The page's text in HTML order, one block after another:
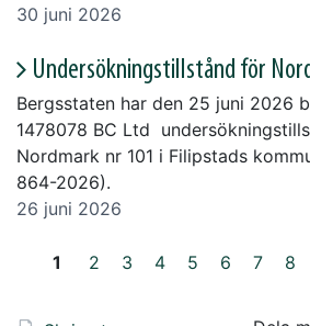
30 juni 2026
Undersökningstillstånd för
Bergsstaten har den 25 juni 2026
1478078 BC Ltd
Nordmark nr 101 i Filipstads
864-2026).
26 juni 2026
1 2 3 4 5 6 7 8